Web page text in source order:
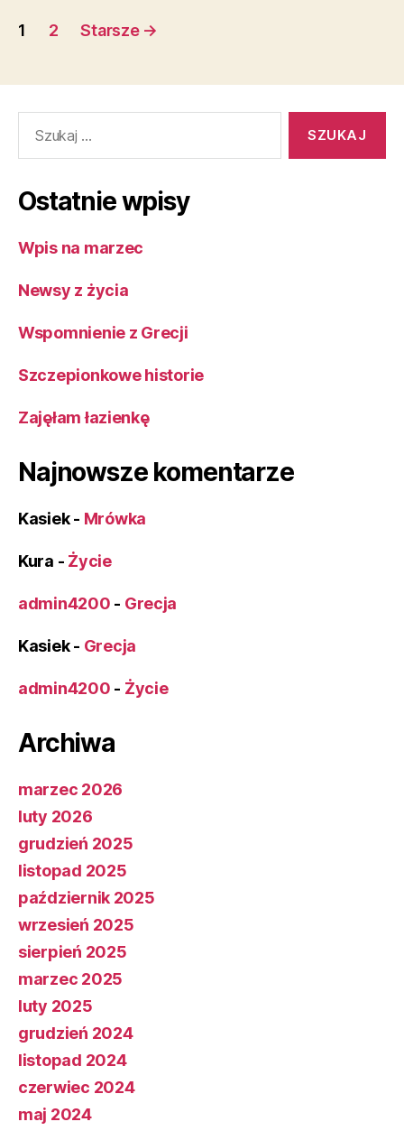
Stronicowanie
1 2 Starsze →
Ostatnie wpisy
Wpis na marzec
Newsy z życia
Wspomnienie z Grecji
Szczepionkowe historie
Zajęłam łazienkę
Najnowsze komentarze
Kasiek- Mrówka
Kura - Życie
admin4200 - Grecja
Kasiek- Grecja
admin4200 - Życie
Archiwa
marzec 2026
luty 2026
grudzień 2025
listopad 2025
październik 2025
wrzesień 2025
sierpień 2025
marzec 2025
luty 2025
grudzień 2024
listopad 2024
czerwiec 2024
maj 2024